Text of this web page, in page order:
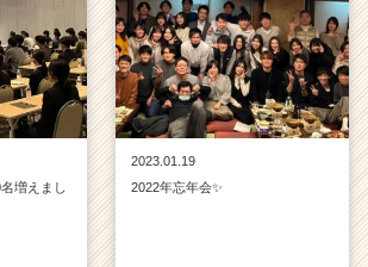
増えまし
2023.01.19
2022年忘年会✨